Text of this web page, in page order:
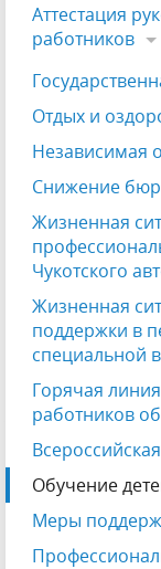
Аттестация
работников
Отдых и
Независимая
Снижение
Жизненная
Чукотского
Жизненная
поддержки в
специальной
Горячая
работников
Обучение
Меры